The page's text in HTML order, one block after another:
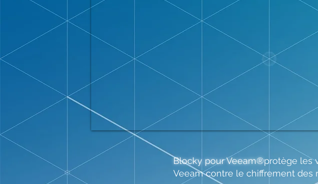
Blocky pour Veeam®protège les
Veeam contre le chiffrement des